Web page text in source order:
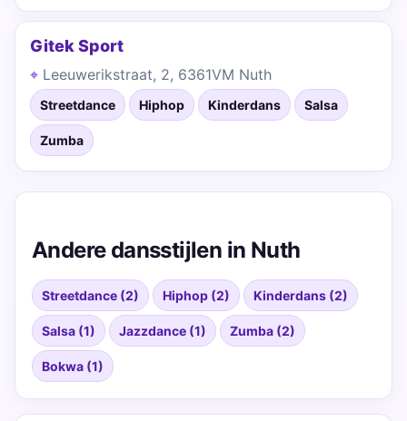
Gitek Sport
Leeuwerikstraat, 2, 6361VM Nuth
Streetdance Hiphop Kinderdans Salsa
Zumba
Andere dansstijlen in Nuth
Streetdance (2) Hiphop (2) Kinderdans (2)
Salsa (1) Jazzdance (1) Zumba (2)
Bokwa (1)